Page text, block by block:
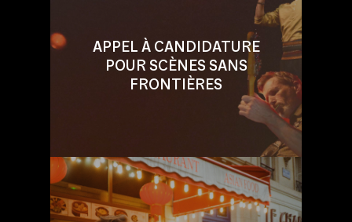
APPEL À CANDIDATURE
POUR SCÈNES SANS
FRONTIÈRES